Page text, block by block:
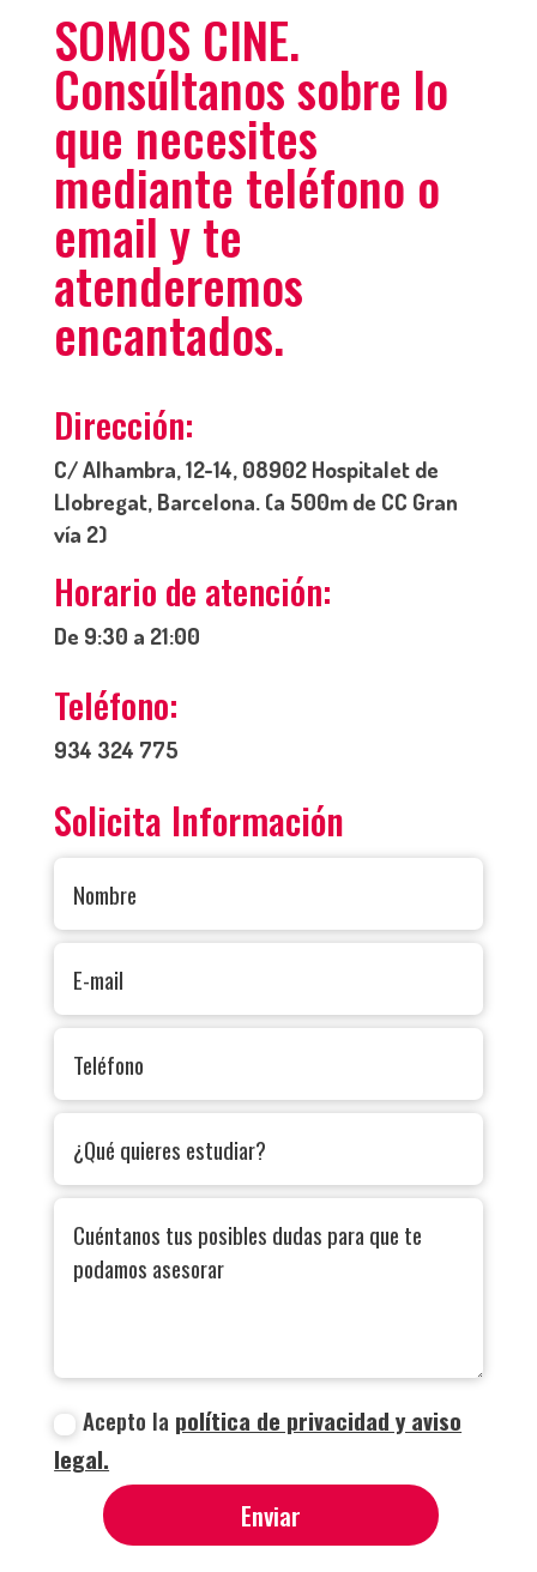
SOMOS CINE.
Consúltanos sobre lo
que necesites
mediante teléfono o
email y te
atenderemos
encantados.
Dirección:
C/ Alhambra, 12-14, 08902 Hospitalet de
Llobregat, Barcelona. (a 500m de CC Gran
vía 2)
Horario de atención:
De 9:30 a 21:00
Teléfono:
934 324 775
Solicita Información
Acepto la política de privacidad y aviso
legal.
Enviar